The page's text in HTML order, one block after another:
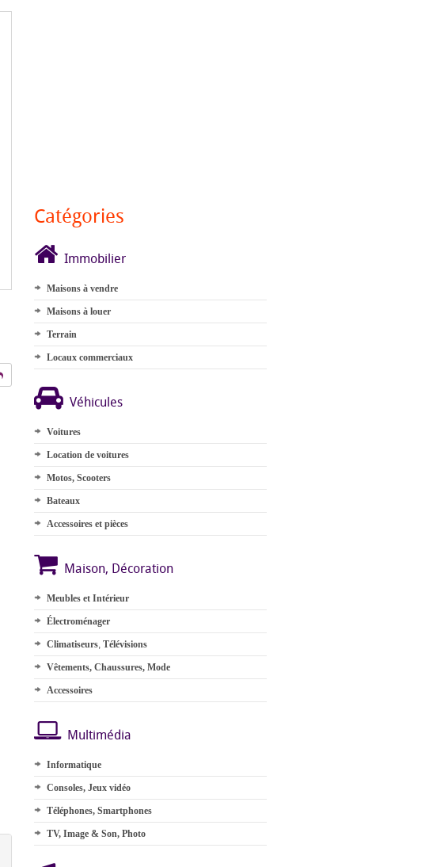
Catégories
Immobilier
Maisons à vendre
Maisons à louer
Terrain
Locaux commerciaux
Véhicules
Voitures
Location de voitures
Motos, Scooters
Bateaux
Accessoires et pièces
Maison, Décoration
Meubles et Intérieur
Électroménager
Climatiseurs, Télévisions
Vêtements, Chaussures, Mode
Accessoires
Multimédia
Informatique
Consoles, Jeux vidéo
Téléphones, Smartphones
TV, Image & Son, Photo